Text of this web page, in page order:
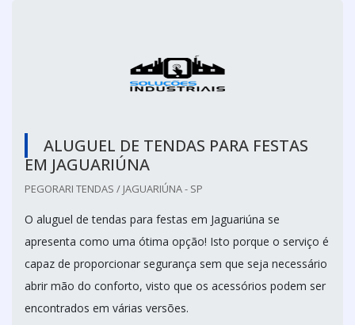
ALUGUEL DE TENDAS PARA FESTAS
EM JAGUARIÚNA
PEGORARI TENDAS / JAGUARIÚNA - SP
O aluguel de tendas para festas em Jaguariúna se
apresenta como uma ótima opção! Isto porque o serviço é
capaz de proporcionar segurança sem que seja necessário
abrir mão do conforto, visto que os acessórios podem ser
encontrados em várias versões.